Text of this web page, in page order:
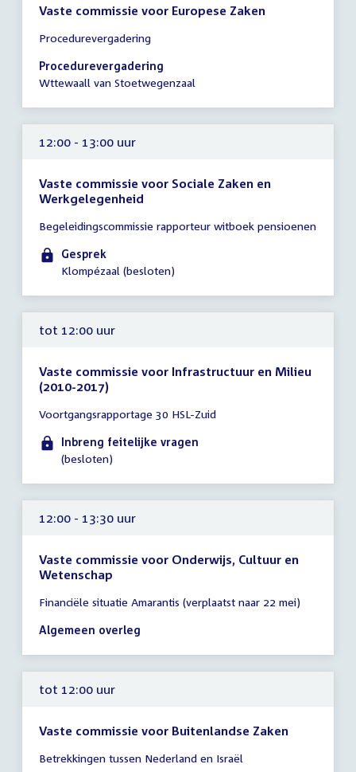
Vaste commissie voor Europese Zaken
vergadering
11:30
-
uur
Procedurevergadering
Procedurevergadering
Wttewaall van Stoetwegenzaal
12:00 - 13:00 uur
Vaste commissie voor Sociale Zaken en
Werkgelegenheid
vergadering
12:00
-
uur
Begeleidingscommissie rapporteur witboek pensioenen
Gesprek
Klompézaal (besloten)
tot 12:00 uur
Vaste commissie voor Infrastructuur en Milieu
(2010-2017)
vergadering
tot
12:00
Voortgangsrapportage 30 HSL-Zuid
Inbreng feitelijke vragen
(besloten)
12:00 - 13:30 uur
Vaste commissie voor Onderwijs, Cultuur en
Wetenschap
vergadering
12:00
13:30
uur
Financiële situatie Amarantis (verplaatst naar 22 mei)
Algemeen overleg
tot 12:00 uur
Vaste commissie voor Buitenlandse Zaken
vergadering
Betrekkingen tussen Nederland en Israël